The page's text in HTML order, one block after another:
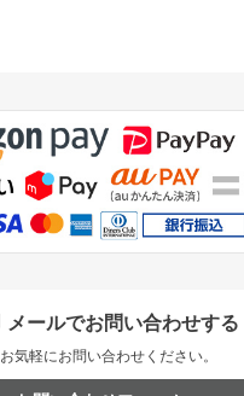
メールでお問い合わせする
お気軽にお問い合わせください。